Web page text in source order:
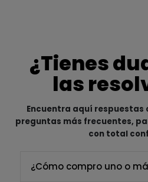
¿Tienes
las
Encuentra aquí respuestas
preguntas más frecuentes,
con total
¿Cómo compro uno o